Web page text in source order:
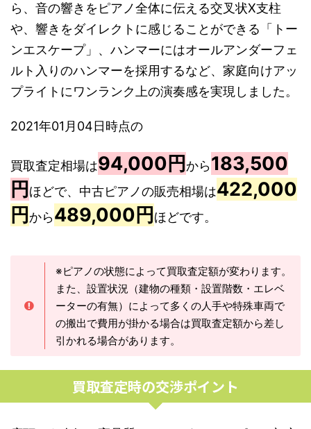
ら、音の響きをピアノ全体に伝える交叉状X支柱
や、響きをダイレクトに感じることができる「トー
ンエスケープ」、ハンマーにはオールアンダーフェ
ルト入りのハンマーを採用するなど、家庭向けアッ
プライトにワンランク上の演奏感を実現しました。
2021年01月04日時点の
買取査定相場は94,000円 から183,500
円 ほどで、中古ピアノの販売相場は422,000
円 から489,000円 ほどです。
※ピアノの状態によって買取査定額が変わります。
また、設置状況（建物の種類・設置階数・エレベ
ーターの有無）によって多くの人手や特殊車両で
の搬出で費用が掛かる場合は買取査定額から差し
引かれる場合があります。
買取査定時の交渉ポイント